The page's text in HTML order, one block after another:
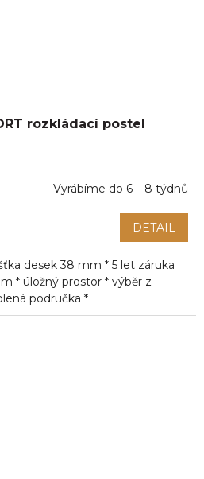
rozkládací postel
Vyrábíme do 6 – 8 týdnů
DETAIL
desek 38 mm * 5 let záruka
* úložný prostor * výběr z
područka *